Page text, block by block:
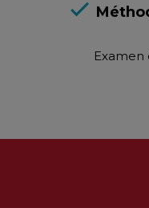
Examen